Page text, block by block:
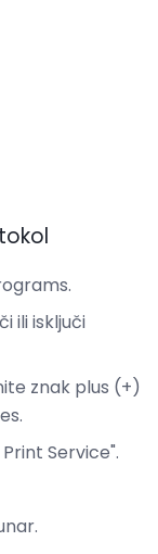
ili isključi
znak plus (+)
Service".